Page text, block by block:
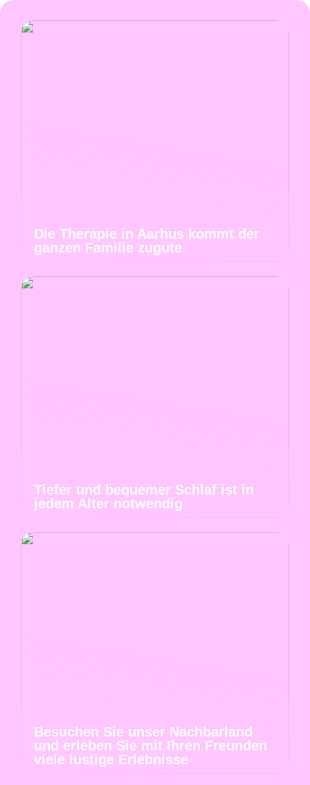
Die Therapie in Aarhus kommt der
ganzen Familie zugute
Tiefer und bequemer Schlaf ist in
jedem Alter notwendig
Besuchen Sie unser Nachbarland
und erleben Sie mit Ihren Freunden
viele lustige Erlebnisse